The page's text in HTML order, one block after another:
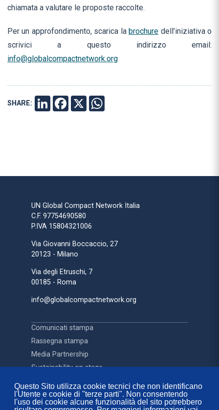
Questo Sito utilizza cookie tecnici che non identificano
l'Utente e cookie di "terze parti". Non consentendo
l'uso dei cookie alcune funzionalità del sito potrebbero
chiamata a valutare le proposte raccolte.
Per un approfondimento, scarica labrochure dell’iniziativa o
scrivici a questo indirizzo email:
info@globalcompactnetwork.org
SHARE: LINKEDINFACEBOOK
X
UN Global Compact Network Italia
C.F. 97754690580
P.IVA 15804321006
Via Giovanni Boccaccio, 27
20123 - Milano
Via degli Etruschi, 7
00185 - Roma
info@globalcompactnetwork.org
Comunicati stampa
Rassegna stampa
Media Partnership
Sustainability on stage
Contatti